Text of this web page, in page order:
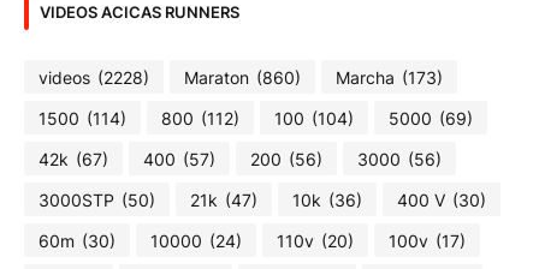
VIDEOS ACICAS RUNNERS
videos (2228) Maraton (860) Marcha (173)
1500 (114) 800 (112) 100 (104) 5000 (69)
42k (67) 400 (57) 200 (56) 3000 (56)
3000STP (50) 21k (47) 10k (36) 400 V (30)
60m (30) 10000 (24) 110v (20) 100v (17)